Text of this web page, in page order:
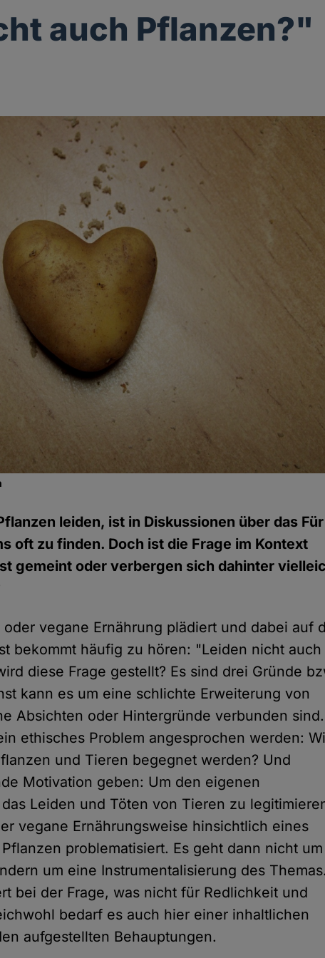
auch Pflanzen?"
leiden, ist in Diskussionen über das
oft zu finden. Doch ist die Frage im Kontext
gemeint oder verbergen sich dahinter
vegane Ernährung plädiert und dabei auf
bekommt häufig zu hören: "Leiden nicht auch
diese Frage gestellt? Es sind drei Gründe
kann es um eine schlichte Erweiterung von
Absichten oder Hintergründe verbunden sind.
ethisches Problem angesprochen werden:
und Tieren begegnet werden? Und
Motivation geben: Um den eigenen
Leiden und Töten von Tieren zu
vegane Ernährungsweise hinsichtlich eines
problematisiert. Es geht dann nicht
um eine Instrumentalisierung des Themas.
bei der Frage, was nicht für Redlichkeit und
bedarf es auch hier einer inhaltlichen
aufgestellten Behauptungen.